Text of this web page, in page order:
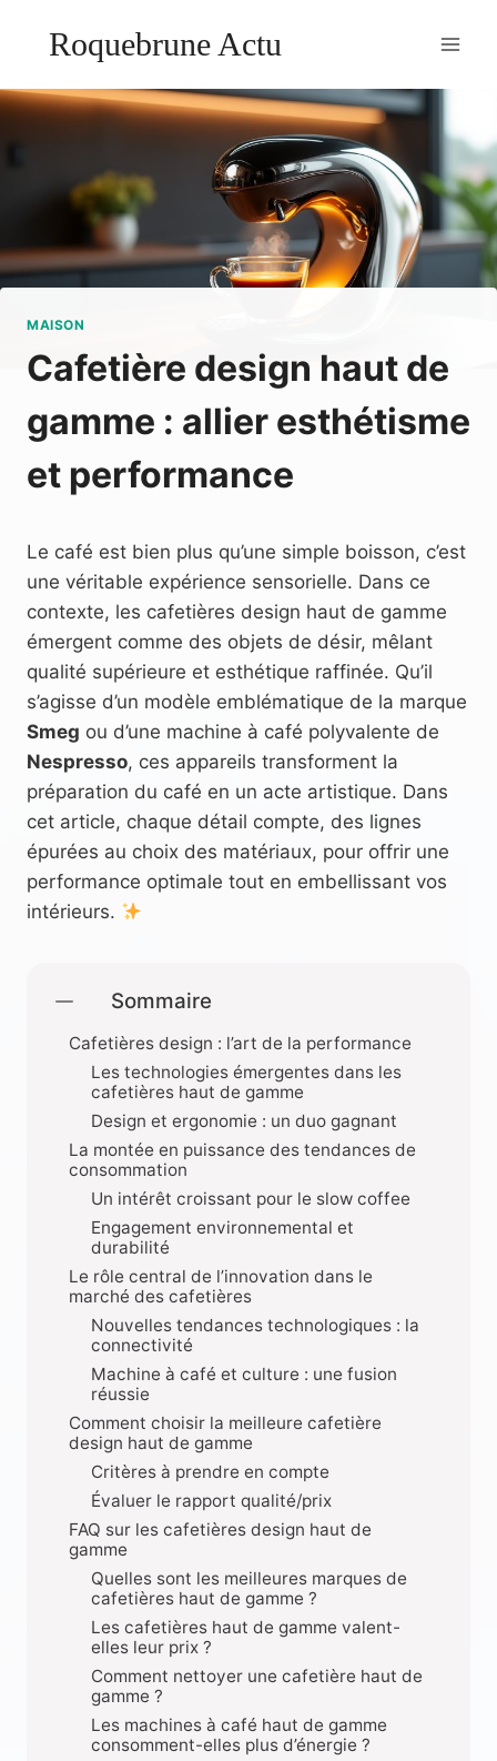
Roquebrune Actu
MAISON
Cafetière design haut de
gamme : allier esthétisme
et performance
Le café est bien plus qu’une simple boisson, c’est
une véritable expérience sensorielle. Dans ce
contexte, les cafetières design haut de gamme
émergent comme des objets de désir, mêlant
qualité supérieure et esthétique raffinée. Qu’il
s’agisse d’un modèle emblématique de la marque
Smeg ou d’une machine à café polyvalente de
Nespresso, ces appareils transforment la
préparation du café en un acte artistique. Dans
cet article, chaque détail compte, des lignes
épurées au choix des matériaux, pour offrir une
performance optimale tout en embellissant vos
intérieurs.
Sommaire
Cafetières design : l’art de la performance
Les technologies émergentes dans les
cafetières haut de gamme
Design et ergonomie : un duo gagnant
La montée en puissance des tendances de
consommation
Un intérêt croissant pour le slow coffee
Engagement environnemental et
durabilité
Le rôle central de l’innovation dans le
marché des cafetières
Nouvelles tendances technologiques : la
connectivité
Machine à café et culture : une fusion
réussie
Comment choisir la meilleure cafetière
design haut de gamme
Critères à prendre en compte
Évaluer le rapport qualité/prix
FAQ sur les cafetières design haut de
gamme
Quelles sont les meilleures marques de
cafetières haut de gamme ?
Les cafetières haut de gamme valent-
elles leur prix ?
Comment nettoyer une cafetière haut de
gamme ?
Les machines à café haut de gamme
consomment-elles plus d’énergie ?